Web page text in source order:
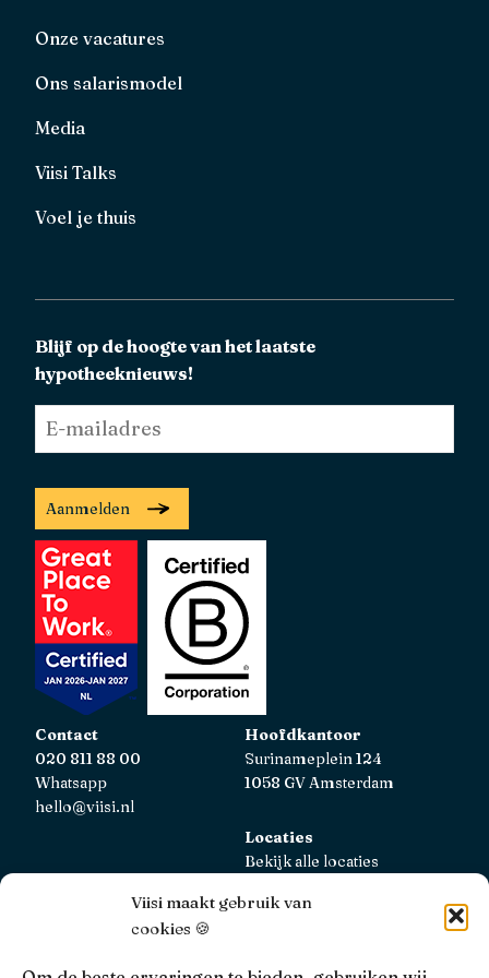
Viisi maakt gebruik van
cookies 🍪
Onze vacatures
Ons salarismodel
Media
Viisi Talks
Voel je thuis
Blijf op de hoogte van het laatste
hypotheeknieuws!
mailadres *
Aanmelden
Contact
020 811 88 00
Whatsapp
hello@viisi.nl
Hoofdkantoor
Surinameplein 124
1058 GV Amsterdam
Locaties
Bekijk alle locaties
Viisi Hypotheken is geregistreerd bij de AFM.